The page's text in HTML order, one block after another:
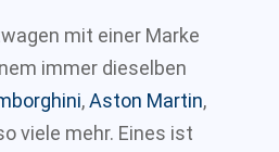
mit einer Marke
immer dieselben
,Aston Martin,
viele mehr. Eines ist